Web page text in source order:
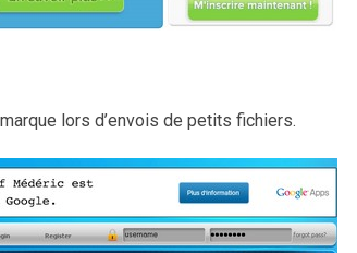
lors d’envois de petits fichiers.